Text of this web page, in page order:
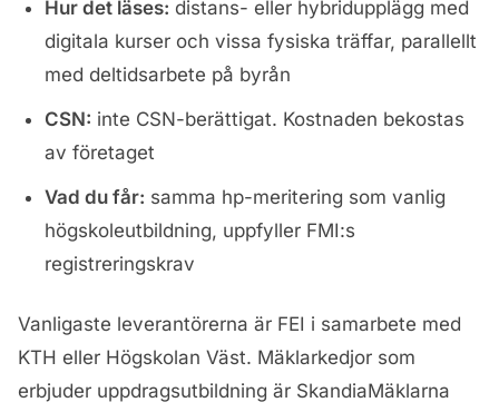
Hur det läses: distans- eller hybridupplägg med
digitala kurser och vissa fysiska träffar, parallellt
med deltidsarbete på byrån
CSN: inte CSN-berättigat. Kostnaden bekostas
av företaget
Vad du får: samma hp-meritering som vanlig
högskoleutbildning, uppfyller FMI:s
registreringskrav
Vanligaste leverantörerna är FEI i samarbete med
KTH eller Högskolan Väst. Mäklarkedjor som
erbjuder uppdragsutbildning är SkandiaMäklarna